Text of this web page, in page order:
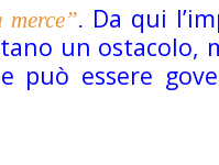
. Da qui
un ostacolo,
può essere